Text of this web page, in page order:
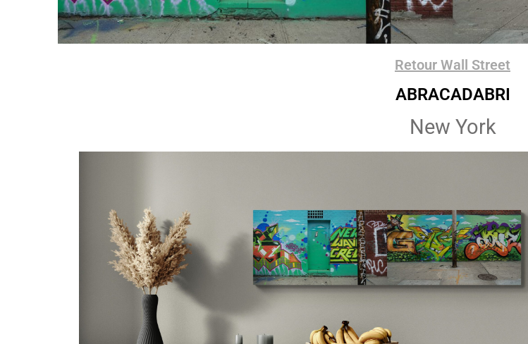
Retour Wall Street
ABRACADABRI
New York